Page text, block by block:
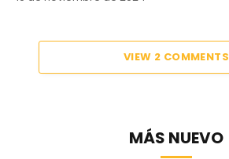
VIEW 2 COMMENTS
MÁS NUEVO